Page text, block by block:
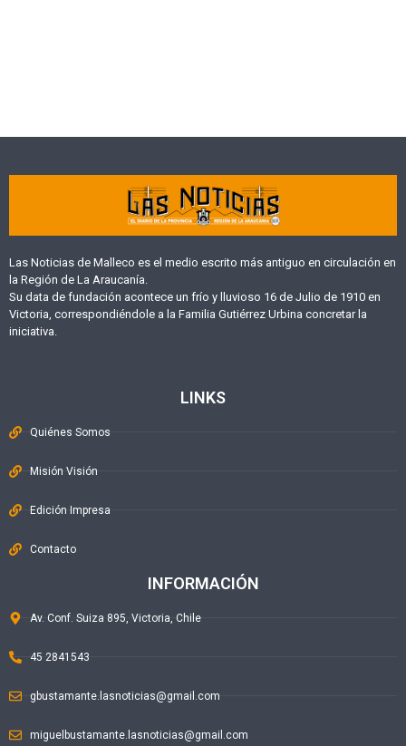
Las Noticias de Malleco es el medio escrito más antiguo en circulación en
la Región de La Araucanía.
Su data de fundación acontece un frío y lluvioso 16 de Julio de 1910 en
Victoria, correspondiéndole a la Familia Gutiérrez Urbina concretar la
iniciativa.
LINKS
Quiénes Somos
Misión Visión
Edición Impresa
Contacto
INFORMACIÓN
Av. Conf. Suiza 895, Victoria, Chile
45 2841543
gbustamante.lasnoticias@gmail.com
miguelbustamante.lasnoticias@gmail.com